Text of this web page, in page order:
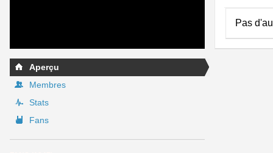
Aperçu
Membres
Stats
Fans
Pas